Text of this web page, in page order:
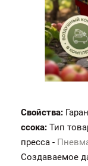
Свойства:
ссока: Тип
пресса -
Создаваемое